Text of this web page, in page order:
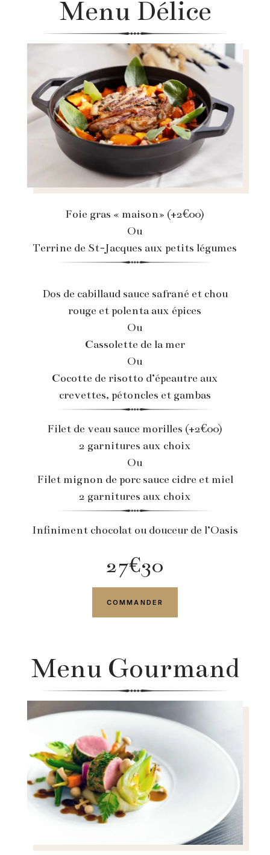
Menu Délice
Foie gras « maison» (+2€00)
Ou
Terrine de St-Jacques aux petits légumes
Dos de cabillaud sauce safrané et chou
rouge et polenta aux épices
Ou
Cassolette de la mer
Ou
Cocotte de risotto d’épeautre aux
crevettes, pétoncles et gambas
Filet de veau sauce morilles (+2€00)
2 garnitures aux choix
Ou
Filet mignon de porc sauce cidre et miel
2 garnitures aux choix
Infiniment chocolat ou douceur de l’Oasis
27€30
COMMANDER
Menu Gourmand